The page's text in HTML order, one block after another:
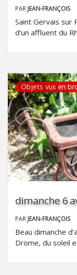
PAR JEAN-FRANÇOIS
Saint Gervais sur
d’un affluent du
Objets vus en
dimanche 6
PAR JEAN-FRANÇOIS
Beau dimanche
Drome, du soleil